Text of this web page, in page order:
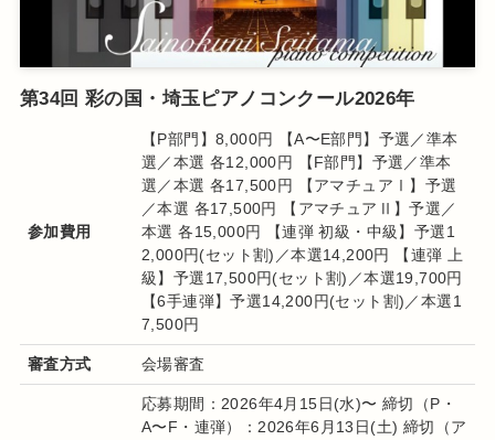
第34回 彩の国・埼玉ピアノコンクール2026年
参加費用
【P部門】8,000円 【A〜E部門】予選／準本
選／本選 各12,000円 【F部門】予選／準本
選／本選 各17,500円 【アマチュアⅠ】予選
／本選 各17,500円 【アマチュアⅡ】予選／
本選 各15,000円 【連弾 初級・中級】予選1
2,000円(セット割)／本選14,200円 【連弾 上
級】予選17,500円(セット割)／本選19,700円
【6手連弾】予選14,200円(セット割)／本選1
7,500円
審査方式 会場審査
応募期間：2026年4月15日(水)〜 締切（P・
A〜F・連弾）：2026年6月13日(土) 締切（ア